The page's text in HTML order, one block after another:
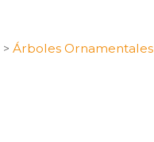
> Árboles Ornamentales